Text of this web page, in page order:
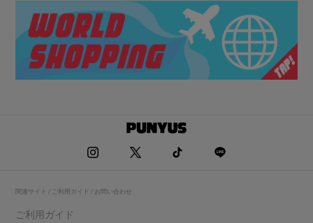
関連サイト / ご利用ガイド / お問い合わせ
ご利用ガイド